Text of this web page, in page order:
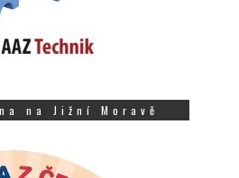
na Jižní Moravě